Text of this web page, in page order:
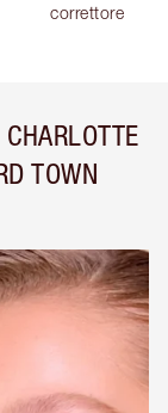
correttore
TOWN